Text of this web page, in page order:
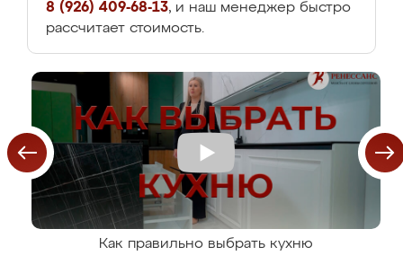
8 (926) 409-68-13, и наш менеджер быстро
рассчитает стоимость.
Как правильно выбрать кухню